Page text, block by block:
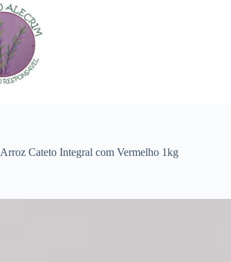
Arroz Cateto Integral com Vermelho 1kg